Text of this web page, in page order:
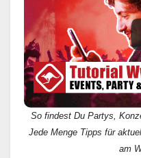
So findest Du Partys,
Jede Menge Tipps für
am